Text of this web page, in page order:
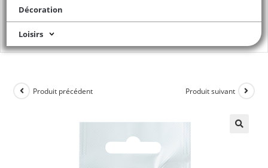
Décoration
Loisirs
Produit précédent Produit suivant